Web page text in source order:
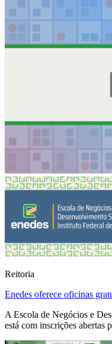
Reitoria
Enedes oferece oficinas
A Escola de Negócios e
está com inscrições abertas